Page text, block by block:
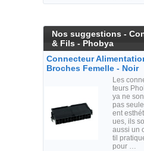
Nos suggestions -
& Fils - Phobya
Connecteur
Broches Femelle - Noir
Les
teurs
ya ne
pas
ent
ues, ils
aussi un
til
pour …